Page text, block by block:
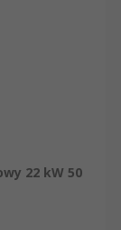
22 kW 50